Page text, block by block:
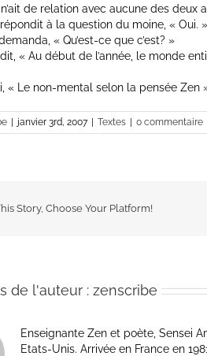
de relation avec aucune des deux
répondit à la question du moine, « Oui. »
« Qu’est-ce que c’est? »
dit, « Au début de l’année, le monde
« Le non-mental selon la pensée Zen
janvier 3rd, 2007 Textes 0 commentaire
Story, Choose Your Platform!
de l'auteur : zenscribe
Enseignante Zen et poète, Sensei
Etats-Unis. Arrivée en France en